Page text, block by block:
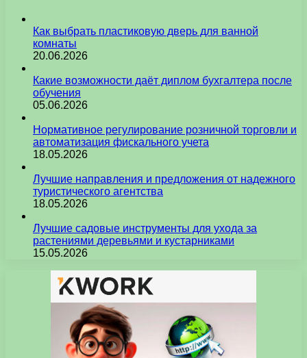
Как выбрать пластиковую дверь для ванной
комнаты
20.06.2026
Какие возможности даёт диплом бухгалтера после
обучения
05.06.2026
Нормативное регулирование розничной торговли и
автоматизация фискального учета
18.05.2026
Лучшие направления и предложения от надежного
туристического агентства
18.05.2026
Лучшие садовые инструменты для ухода за
растениями деревьями и кустарниками
15.05.2026